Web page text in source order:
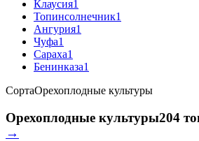
Клаусия1
Топинсолнечник1
Ангурия1
Чуфа1
Сараха1
Бенинказа1
СортаОрехоплодные культуры
Орехоплодные культуры204
→